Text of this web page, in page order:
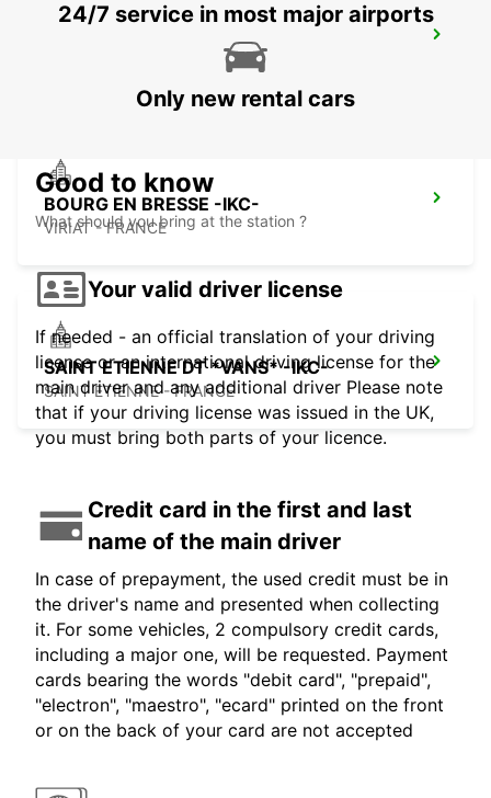
BOURG GARE MEET AND GREET IKC
BOURG EN BRESSE - FRANCE
BOURG EN BRESSE -IKC-
VIRIAT - FRANCE
SAINT ETIENNE DT *VANS* -IKC-
SAINT ETIENNE - FRANCE
24/7 service in most major airports
Only new rental cars
Good to know
What should you bring at the station ?
Your valid driver license
If needed - an official translation of your driving
license or an international driving license for the
main driver and any additional driver Please note
that if your driving license was issued in the UK,
you must bring both parts of your licence.
Credit card in the first and last
name of the main driver
In case of prepayment, the used credit must be in
the driver's name and presented when collecting
it. For some vehicles, 2 compulsory credit cards,
including a major one, will be requested. Payment
cards bearing the words "debit card", "prepaid",
"electron", "maestro", "ecard" printed on the front
or on the back of your card are not accepted